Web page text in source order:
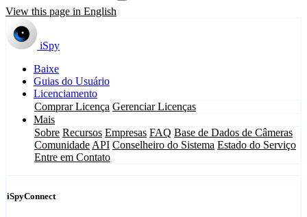
View this page in English
iSpy
Baixe
Guias do Usuário
Licenciamento
Comprar Licença Gerenciar Licenças
Mais
Sobre Recursos Empresas FAQ Base de Dados de Câmeras
Comunidade API Conselheiro do Sistema Estado do Serviço
Entre em Contato
iSpyConnect